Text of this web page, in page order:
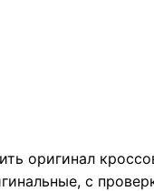
оригинал
с